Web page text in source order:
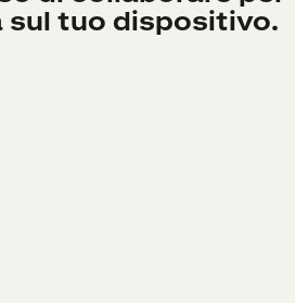
sul tuo dispositivo.